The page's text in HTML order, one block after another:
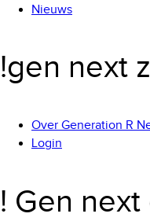
Nieuws
!gen next
Over Generation R
Login
! Gen